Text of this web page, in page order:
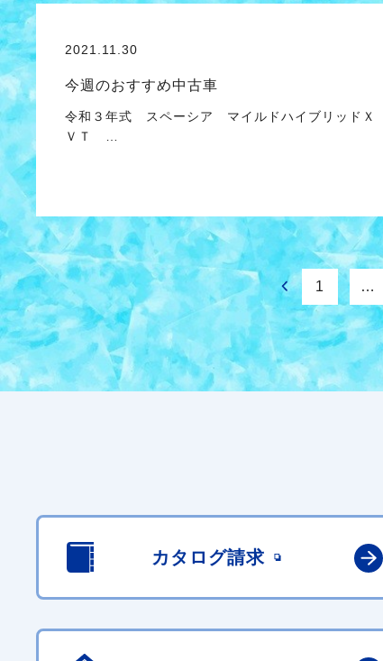
2021.11.30
今週のおすすめ中古車
令和３年式 スペーシア マイルドハイブリッド
ＶＴ …
1 …
カタログ請求